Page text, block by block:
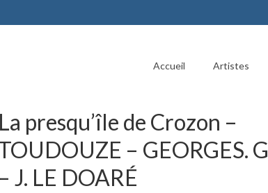
Accueil Artistes
La presqu’île de Crozon –
– GEORGES. G
– J. LE DOARÉ